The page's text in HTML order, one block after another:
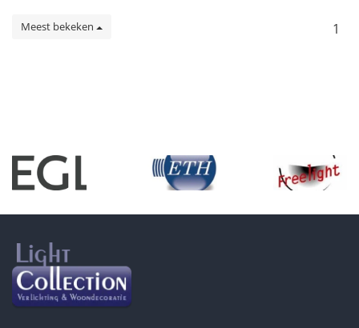
Meest bekeken 1